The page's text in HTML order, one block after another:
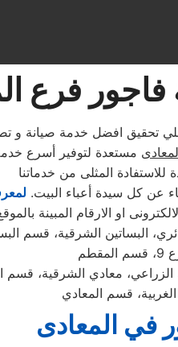
فاجور فرع
تحقيق افضل خدمة صيانة و
مستعدة لتوفير أسرع
عن كل سيدة أعباء البيت.
البساتين الشرقية، قسم
معادي الشرقية، قسم
قسم المعادي
في المعادى